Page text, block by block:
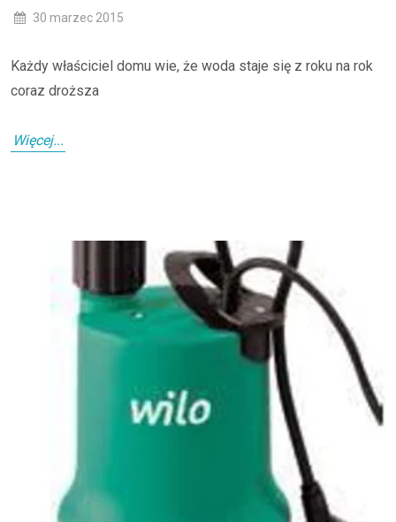
30 marzec 2015
Każdy właściciel domu wie, że woda staje się z roku na rok
coraz droższa
Więcej...